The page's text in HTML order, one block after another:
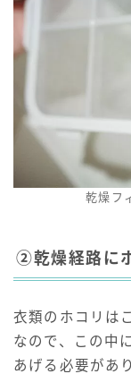
乾燥フ
②乾燥経路に
衣類のホコリは
なので、この中
あげる必要があ